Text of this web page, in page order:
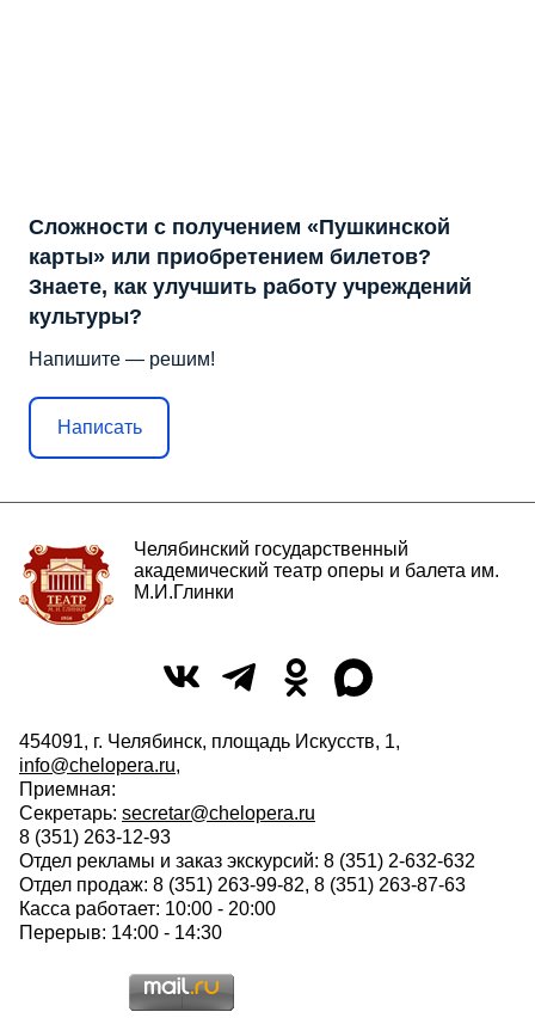
Сложности с получением «Пушкинской
карты» или приобретением билетов?
Знаете, как улучшить работу учреждений
культуры?
Напишите — решим!
Написать
Челябинский государственный
академический театр оперы и балета им.
М.И.Глинки
454091, г. Челябинск, площадь Искусств, 1,
info@chelopera.ru,
Приемная:
Секретарь: secretar@chelopera.ru
8 (351) 263-12-93
Отдел рекламы и заказ экскурсий: 8 (351) 2-632-632
Отдел продаж: 8 (351) 263-99-82, 8 (351) 263-87-63
Касса работает: 10:00 - 20:00
Перерыв: 14:00 - 14:30